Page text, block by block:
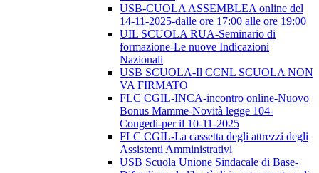
USB-CUOLA ASSEMBLEA online del
14-11-2025-dalle ore 17:00 alle ore 19:00
UIL SCUOLA RUA-Seminario di
formazione-Le nuove Indicazioni
Nazionali
USB SCUOLA-Il CCNL SCUOLA NON
VA FIRMATO
FLC CGIL-INCA-incontro online-Nuovo
Bonus Mamme-Novità legge 104-
Congedi-per il 10-11-2025
FLC CGIL-La cassetta degli attrezzi degli
Assistenti Amministrativi
USB Scuola Unione Sindacale di Base-